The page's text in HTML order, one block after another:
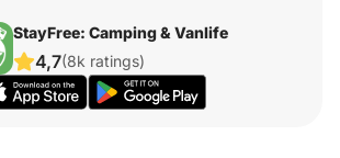
StayFree: Camping & Vanlife
4,7(8k ratings)